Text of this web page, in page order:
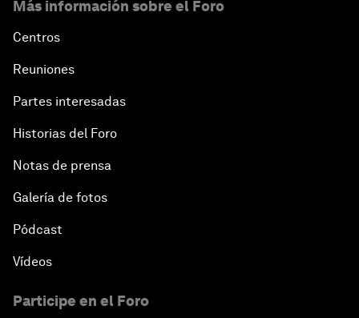
Más información sobre el Foro
Centros
Reuniones
Partes interesadas
Historias del Foro
Notas de prensa
Galería de fotos
Pódcast
Vídeos
Participe en el Foro